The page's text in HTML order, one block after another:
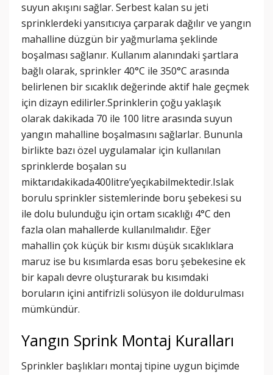
suyun akışını sağlar. Serbest kalan su jeti
sprinklerdeki yansıtıcıya çarparak dağılır ve yangın
mahalline düzgün bir yağmurlama şeklinde
boşalması sağlanır. Kullanım alanındaki şartlara
bağlı olarak, sprinkler 40°C ile 350°C arasında
belirlenen bir sıcaklık değerinde aktif hale geçmek
için dizayn edilirler.Sprinklerin çoğu yaklaşık
olarak dakikada 70 ile 100 litre arasında suyun
yangın mahalline boşalmasını sağlarlar. Bununla
birlikte bazı özel uygulamalar için kullanılan
sprinklerde boşalan su
miktarıdakikada400litre’yeçıkabilmektedir.Islak
borulu sprinkler sistemlerinde boru şebekesi su
ile dolu bulunduğu için ortam sıcaklığı 4°C den
fazla olan mahallerde kullanılmalıdır. Eğer
mahallin çok küçük bir kısmı düşük sıcaklıklara
maruz ise bu kısımlarda esas boru şebekesine ek
bir kapalı devre oluşturarak bu kısımdaki
boruların içini antifrizli solüsyon ile doldurulması
mümkündür.
Yangın Sprink Montaj Kuralları
Sprinkler başlıkları montaj tipine uygun biçimde